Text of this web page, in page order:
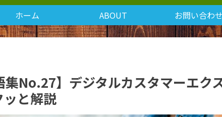
ホーム ABOUT お問い合わせ
No.27】デジタルカスタマーエク
と解説